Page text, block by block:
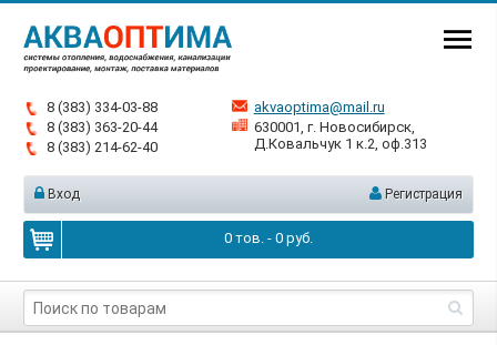
8 (383) 334-03-88
8 (383) 363-20-44
8 (383) 214-62-40
akvaoptima@mail.ru
630001, г. Новосибирск,
Д.Ковальчук 1 к.2, оф.313
Вход Регистрация
0тов. - 0руб.